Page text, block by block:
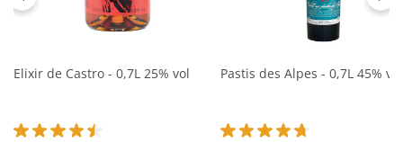
Elixir de Castro - 0,7L 25% vol Pastis des Alpes - 0,7L 45% vol